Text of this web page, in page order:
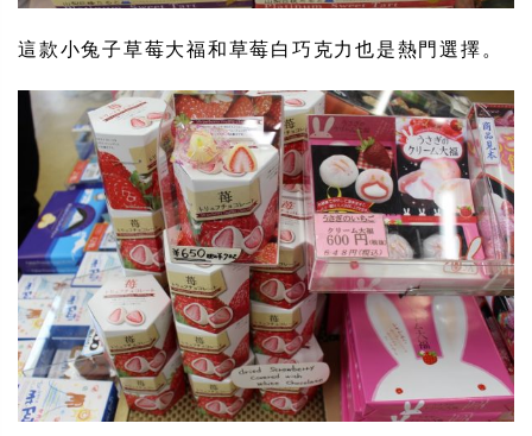
這款小兔子草莓大福和草莓白巧克力也是熱門選擇。